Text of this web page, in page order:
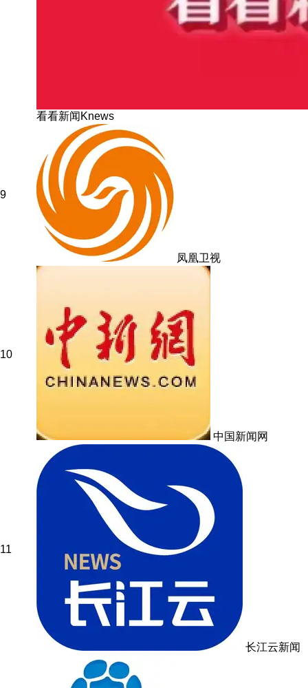
看看新闻Knews
9
凤凰卫视
10
中国新闻网
11
长江云新闻